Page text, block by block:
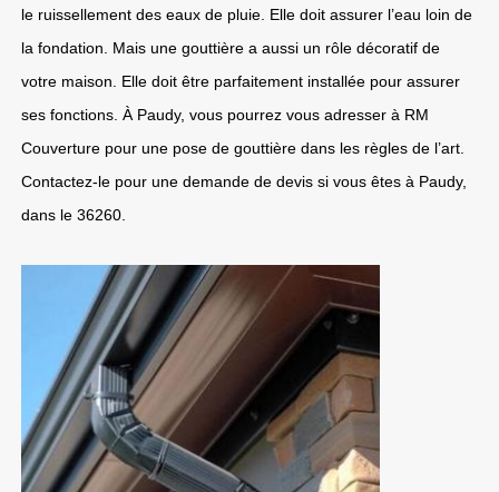
le ruissellement des eaux de pluie. Elle doit assurer l’eau loin de
la fondation. Mais une gouttière a aussi un rôle décoratif de
votre maison. Elle doit être parfaitement installée pour assurer
ses fonctions. À Paudy, vous pourrez vous adresser à RM
Couverture pour une pose de gouttière dans les règles de l’art.
Contactez-le pour une demande de devis si vous êtes à Paudy,
dans le 36260.